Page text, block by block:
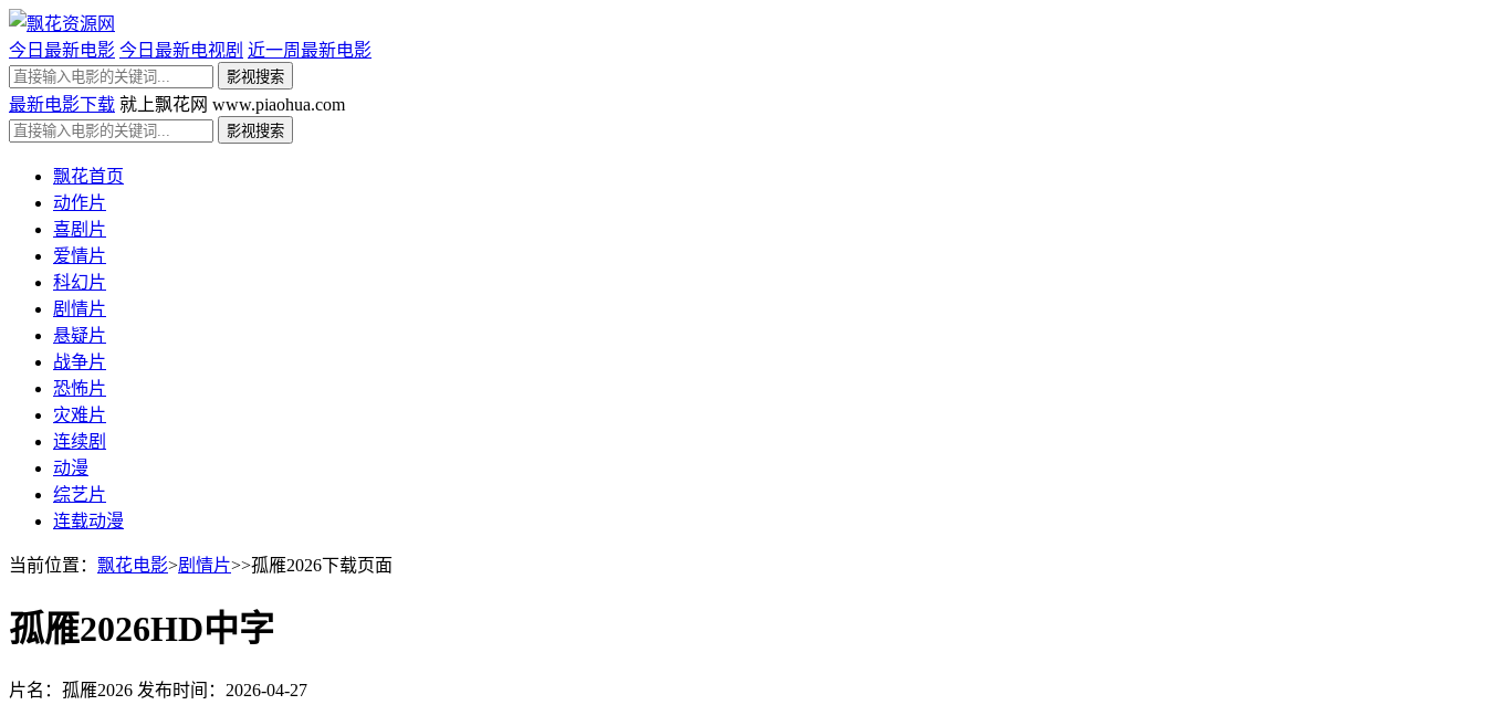
今日最新电影 今日最新电视剧 近一周最新电影
最新电影下载 就上飘花网 www.piaohua.com
飘花首页
动作片
喜剧片
爱情片
科幻片
剧情片
悬疑片
战争片
恐怖片
灾难片
连续剧
动漫
综艺片
连载动漫
当前位置： 飘花电影>剧情片>>孤雁2026下载页面
孤雁2026HD中字
片名：孤雁2026 发布时间：2026-04-27